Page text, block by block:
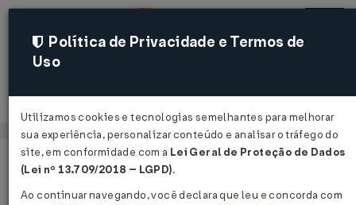
Acessar
Página Inicial
Legislações
Política de Privacidade e Termos de
Uso
Utilizamos cookies e tecnologias semelhantes para melhorar
sua experiência, personalizar conteúdo e analisar o tráfego do
site, em conformidade com a Lei Geral de Proteção de Dados
(Lei nº 13.709/2018 – LGPD).
Ao continuar navegando, você declara que leu e concorda com